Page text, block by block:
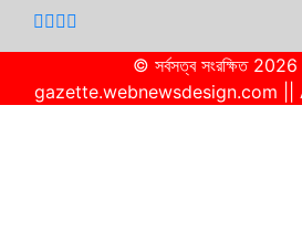
© সর্বসত্ব সংরক্ষিত
gazette.webnewsdesign.com ||